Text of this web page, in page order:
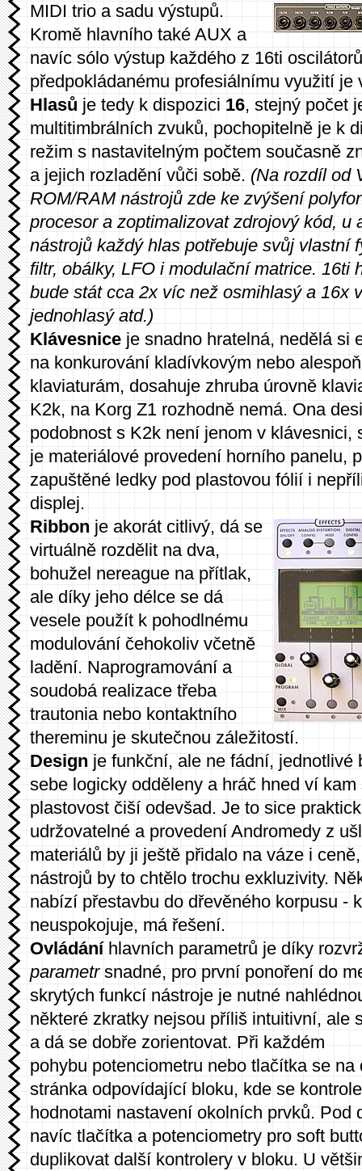
MIDI trio a sadu výstupů.
Kromě hlavního také AUX a
navíc sólo výstup každého z 16ti
předpokládanému profesiálnímu využití je
Hlasů je tedy k dispozici 16, stejný počet
multitimbrálních zvuků, pochopitelně je k
režim s nastavitelným počtem současně
a jejich rozladění vůči sobě. (Na rozdíl od
ROM/RAM nástrojů zde ke zvýšení
procesor a zoptimalizovat zdrojový kód, u
nástrojů každý hlas potřebuje svůj vlastní
filtr, obálky, LFO i modulační matrice. 16ti
bude stát cca 2x víc než osmihlasý a 16x
jednohlasý atd.)
Klávesnice je snadno hratelná, nedělá si
na konkurování kladívkovým nebo
klaviaturám, dosahuje zhruba úrovně
K2k, na Korg Z1 rozhodně nemá. Ona
podobnost s K2k není jenom v klávesnici,
je materiálové provedení horního panelu,
zapuštěné ledky pod plastovou fólií i
displej.
Ribbon je akorát citlivý, dá se
virtuálně rozdělit na dva,
bohužel nereague na přítlak,
ale díky jeho délce se dá
vesele použít k pohodlnému
modulování čehokoliv včetně
ladění. Naprogramování a
soudobá realizace třeba
trautonia nebo kontaktního
thereminu je skutečnou záležitostí.
Design je funkční, ale ne fádní, jednotlivé
sebe logicky odděleny a hráč hned ví
plastovost čiší odevšad. Je to sice
udržovatelné a provedení Andromedy z
materiálů by ji ještě přidalo na váze i
nástrojů by to chtělo trochu exkluzivity.
nabízí přestavbu do dřevěného korpusu -
neuspokojuje, má řešení.
Ovládáníhlavních parametrů je díky
parametrsnadné, pro první ponoření do
skrytých funkcí nástroje je nutné
některé zkratky nejsou příliš intuitivní, ale
a dá se dobře zorientovat. Při každém
pohybu potenciometru nebo tlačítka se
stránka odpovídající bloku, kde se
hodnotami nastavení okolních prvků. Pod
navíc tlačítka a potenciometry pro soft
duplikovat další kontrolery v bloku. U